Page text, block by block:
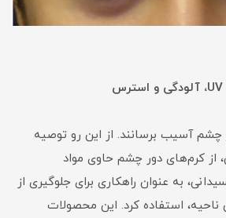
چشم آسیب برسانند. از این رو توصیه
از کرم‌های دور چشم حاوی مواد
به عنوان راهکاری برای جلوگیری از
استفاده کرد. این محصولات